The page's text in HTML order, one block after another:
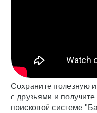
Сохраните полезную
с друзьями и
поисковой системе